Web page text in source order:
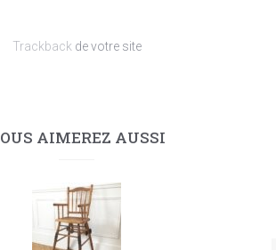
Trackback de votre site
AIMEREZ AUSSI